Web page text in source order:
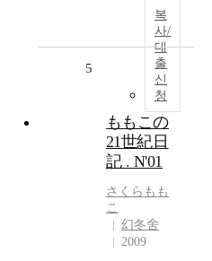
복
사/
대
출
신
청
5
ももこの
21世紀日
記 . N'01
さくら もも
こ
幻冬舍
2009